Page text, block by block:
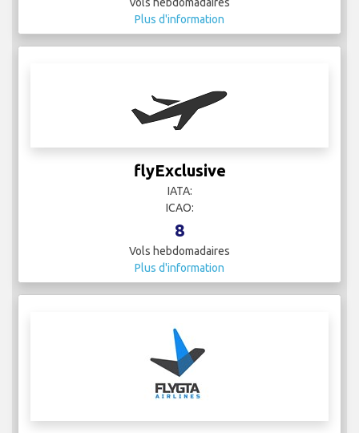
Plus d'information
flyExclusive
IATA:
ICAO:
8
Vols hebdomadaires
Plus d'information